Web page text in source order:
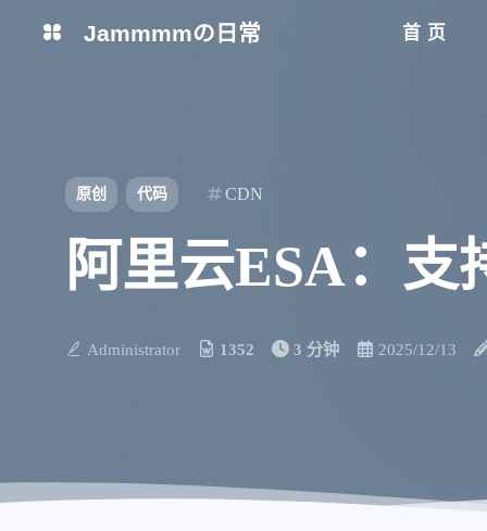
Jammmmの日常 首页
原创 代码 CDN
阿里云ESA：
Administrator 1352 3 分钟 2025/12/13